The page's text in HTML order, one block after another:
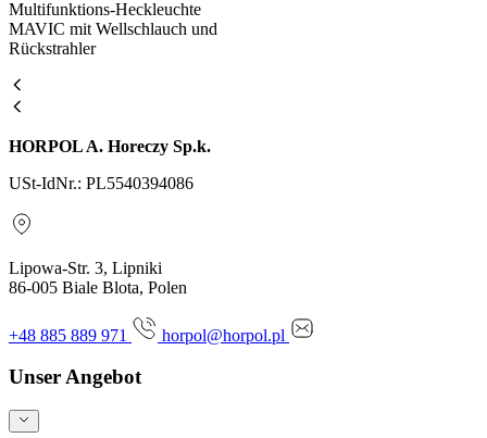
Multifunktions-Heckleuchte
MAVIC mit Wellschlauch und
Rückstrahler
HORPOL A. Horeczy Sp.k.
USt-IdNr.: PL5540394086
Lipowa-Str. 3, Lipniki
86-005 Biale Blota, Polen
+48 885 889 971 horpol@horpol.pl
Unser Angebot